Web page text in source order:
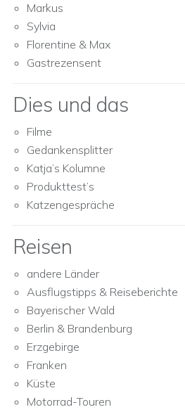
Markus
Sylvia
Florentine & Max
Gastrezensent
Dies und das
Filme
Gedankensplitter
Katja’s Kolumne
Produkttest’s
Katzengespräche
Reisen
andere Länder
Ausflugstipps & Reiseberichte
Bayerischer Wald
Berlin & Brandenburg
Erzgebirge
Franken
Küste
Motorrad-Touren